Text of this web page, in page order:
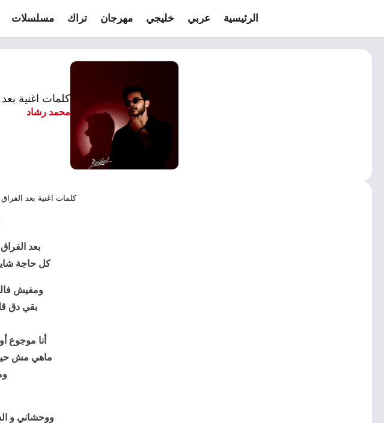
الرئيسية عربي خليجي مهرجان تراك مسلسلات
كلمات اغنية
محمد رشاد
كلمات اغنية بعد
بعد
كل حاجة
ومفيش
بقي دق
أنا
ماهي مش
ووحشاني و